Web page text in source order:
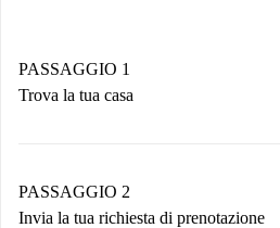
PASSAGGIO 1
Trova la tua casa
Hai tutte le informazioni
PASSAGGIO 2
Invia la tua richiesta di prenotazione